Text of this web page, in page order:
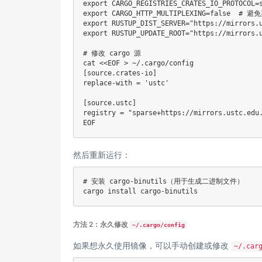
export CARGO_REGISTRIES_CRATES_IO_PROTOCOL=
export CARGO_HTTP_MULTIPLEXING=false # 避免
export
RUSTUP_DIST_SERVER="https://
export
RUSTUP_UPDATE_ROOT="https://
# 修改 cargo 源
cat <<EOF > ~/.cargo/config
[source.crates-io]
replace-with = 'ustc'
[source.ustc]
registry = "sparse+https://
EOF
然后重新运行：
# 安装 cargo-binutils（用于生成二进制文件）
cargo install
方法 2：永久修改 ~/.cargo/config
如果想永久使用镜像，可以手动创建或修改 ~/